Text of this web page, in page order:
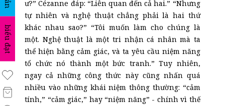
biểu đạt
ư?” Cézanne đáp: “Liên quan đến cả hai.” “Nhưng
tự nhiên và nghệ thuật chẳng phải là hai thứ
khác nhau sao?” “Tôi muốn làm cho chúng là
một. Nghệ thuật là một tri nhận cá nhân mà ta
thể hiện bằng cảm giác, và ta yêu cầu niệm năng
tổ chức nó thành một bức tranh.” Tuy nhiên,
ngay cả những công thức này cũng nhấn quá
nhiều vào những khái niệm thông thường: “cảm
tính,” “cảm giác,” hay “niệm năng” - chính vì thế